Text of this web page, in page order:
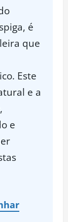
é
que
Este
e a
e